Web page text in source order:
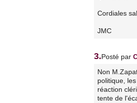
Cordiales
JMC
3.Posté par
Non
politique,
réaction
tente de